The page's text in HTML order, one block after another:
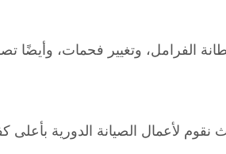
الفرامل، وتغيير فحمات، وأيضًا
لأعمال الصيانة الدورية بأعلى